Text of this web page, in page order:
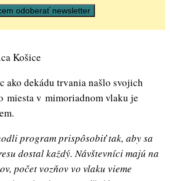
Košice
ako dekádu trvania našlo svojich
miesta v mimoriadnom vlaku je
program prispôsobiť tak, aby sa
dostal každý. Návštevníci majú na
počet vozňov vo vlaku vieme